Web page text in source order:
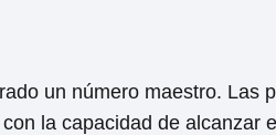
un número maestro. Las
la capacidad de alcanzar